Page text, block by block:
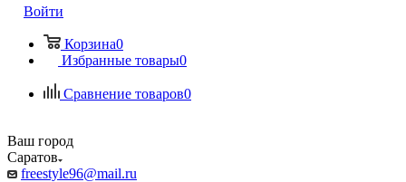
Войти
Корзина0
Избранные товары0
Сравнение товаров0
Ваш город
Саратов
freestyle96@mail.ru